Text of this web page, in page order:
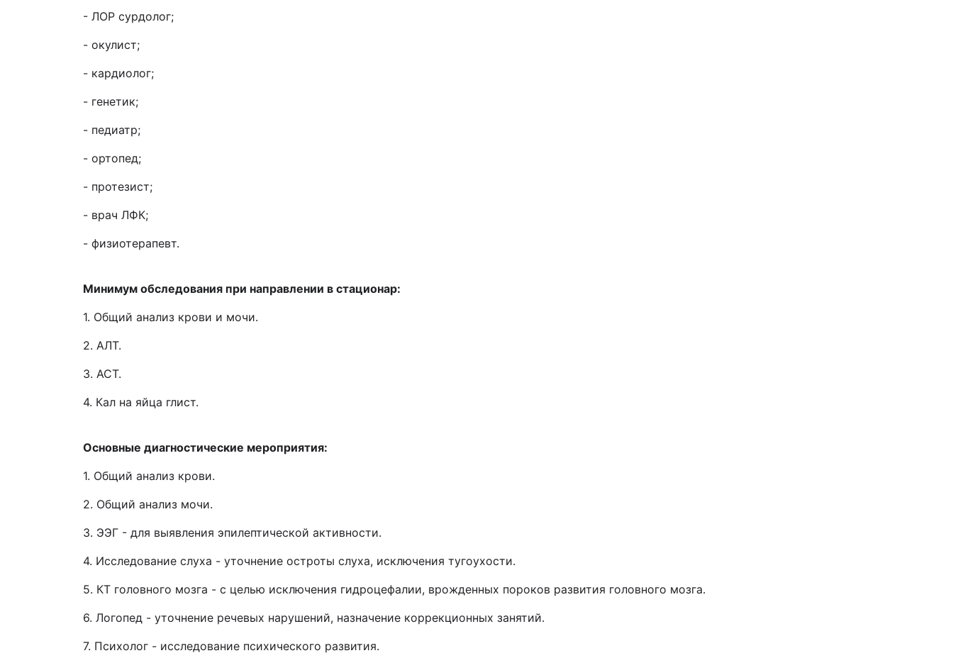
- ЛОР сурдолог;
- окулист;
- кардиолог;
- генетик;
- педиатр;
- ортопед;
- протезист;
- врач ЛФК;
- физиотерапевт.
Минимум обследования при направлении в стационар:
1. Общий анализ крови и мочи.
2. АЛТ.
3. АСТ.
4. Кал на яйца глист.
Основные диагностические мероприятия:
1. Общий анализ крови.
2. Общий анализ мочи.
3. ЭЭГ - для выявления эпилептической активности.
4. Исследование слуха - уточнение остроты слуха, исключения тугоухости.
5. КТ головного мозга - с целью исключения гидроцефалии, врожденных пороков развития головного мозга.
6. Логопед - уточнение речевых нарушений, назначение коррекционных занятий.
7. Психолог - исследование психического развития.